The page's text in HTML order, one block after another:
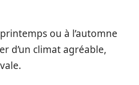
ou à l’automne
d’un climat agréable,